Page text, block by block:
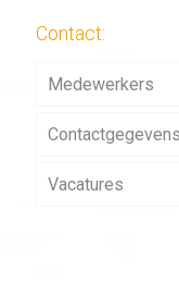
Contact:
Medewerkers
Contactgegevens
Vacatures